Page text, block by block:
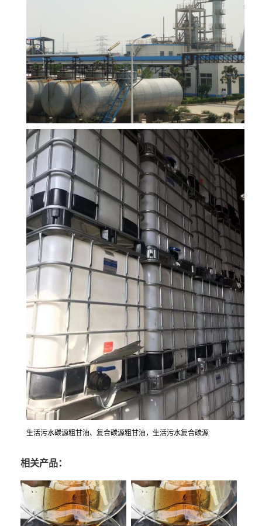
生活污水碳源粗甘油、复合碳源粗甘油，生活污水复合碳源
相关产品：